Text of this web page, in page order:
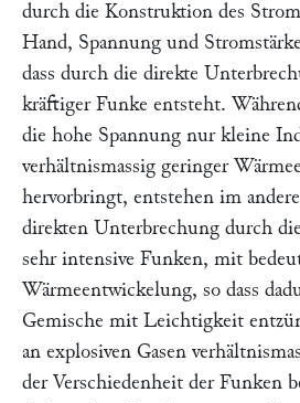
durch die Konstruktion des
Hand, Spannung und
dass durch die direkte
kräftiger Funke entsteht.
die hohe Spannung nur kleine
verhältnismassig geringer
hervorbringt, entstehen im
direkten Unterbrechung durch
sehr intensive Funken, mit
Wärmeentwickelung, so dass
Gemische mit Leichtigkeit
an explosiven Gasen
der Verschiedenheit der Funken